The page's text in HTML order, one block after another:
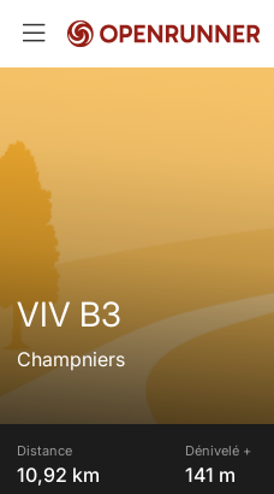
VIV B3
Champniers
Distance
10,92 km
Dénivelé +
141 m